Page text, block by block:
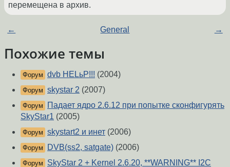
перемещена в архив.
← General →
Похожие темы
Форум dvb HELьP!!! (2004)
Форум skystar 2 (2007)
Форум
Падает ядро 2.6.12 при попытке сконфигурять
SkyStar1 (2005)
Форум skystart2 и инет (2006)
Форум DVB(ss2, satgate) (2006)
Форум SkyStar 2 + Kernel 2.6.20, **WARNING** I2C